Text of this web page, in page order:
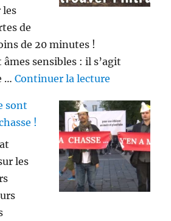
de
de 20 minutes !
sensibles : il s’agit
…Continuer la lecture
sont
!
les